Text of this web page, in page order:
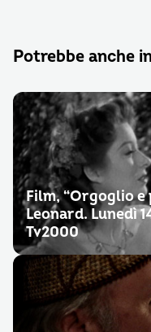
Potrebbe anche
Film, “Orgoglio e
Leonard. Lunedì
Tv2000